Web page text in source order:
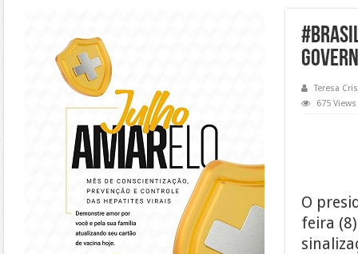
#Brasil
Teresa
675 Views
O
feira